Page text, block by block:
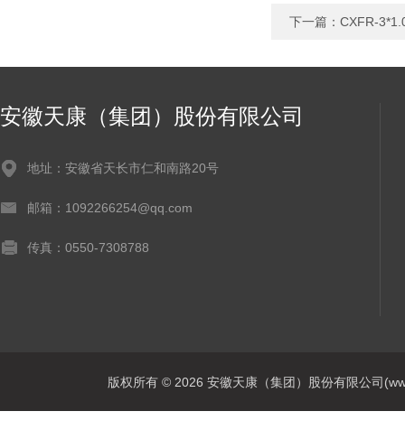
下一篇： CXFR-
安徽天康（集团）股份有限公司
地址：安徽省天长市仁和南路20号
邮箱：1092266254@qq.com
传真：0550-7308788
版权所有 © 2026 安徽天康（集团）股份有限公司